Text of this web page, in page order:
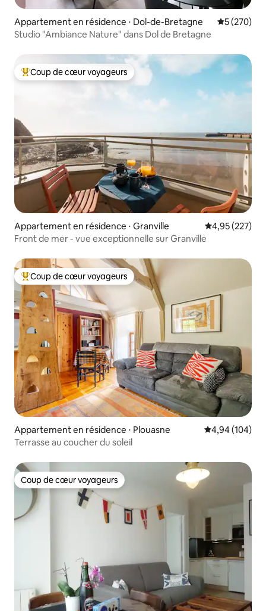
Appartement en résidence ⋅ Dol-de-Bretagne Évaluation
5 (270)
Studio "Ambiance Nature" dans Dol de Bretagne
Coups de cœur voyageurs les plus appréciés
Coup de cœur voyageurs
Appartement en résidence ⋅ Granville Évaluation
4,95 (227)
Front de mer - vue exceptionnelle sur Granville
Coups de cœur voyageurs les plus appréciés
Coup de cœur voyageurs
Appartement en résidence ⋅ Plouasne Évaluation
4,94 (104)
Terrasse au coucher du soleil
Coup de cœur voyageurs
Coup de cœur voyageurs